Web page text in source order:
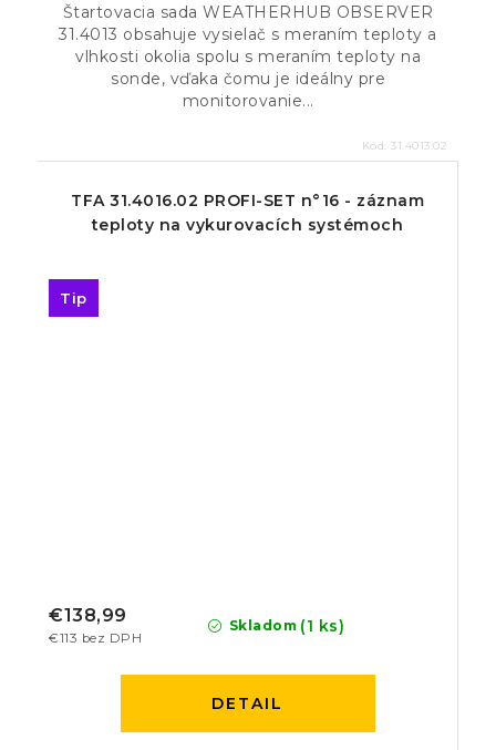
Štartovacia sada WEATHERHUB OBSERVER
31.4013 obsahuje vysielač s meraním teploty a
vlhkosti okolia spolu s meraním teploty na
sonde, vďaka čomu je ideálny pre
monitorovanie...
Kód: 31.4013.02
TFA 31.4016.02 PROFI-SET n°16 - záznam
teploty na vykurovacích systémoch
Tip
Skladom (1 ks)
€113 bez DPH
€138,99
DETAIL